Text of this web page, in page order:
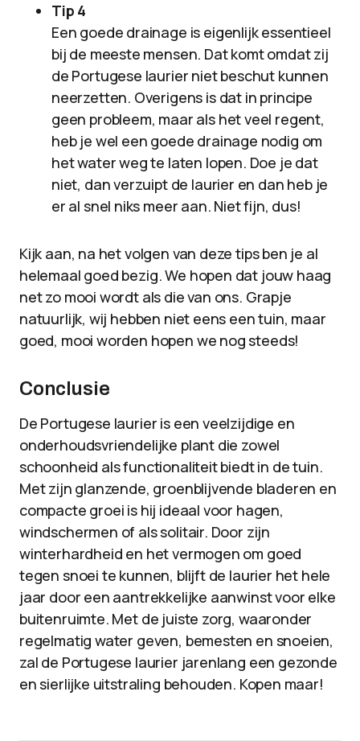
Tip 4
Een goede drainage is eigenlijk essentieel
bij de meeste mensen. Dat komt omdat zij
de Portugese laurier niet beschut kunnen
neerzetten. Overigens is dat in principe
geen probleem, maar als het veel regent,
heb je wel een goede drainage nodig om
het water weg te laten lopen. Doe je dat
niet, dan verzuipt de laurier en dan heb je
er al snel niks meer aan. Niet fijn, dus!
Kijk aan, na het volgen van deze tips ben je al
helemaal goed bezig. We hopen dat jouw haag
net zo mooi wordt als die van ons. Grapje
natuurlijk, wij hebben niet eens een tuin, maar
goed, mooi worden hopen we nog steeds!
Conclusie
De Portugese laurier is een veelzijdige en
onderhoudsvriendelijke plant die zowel
schoonheid als functionaliteit biedt in de tuin.
Met zijn glanzende, groenblijvende bladeren en
compacte groei is hij ideaal voor hagen,
windschermen of als solitair. Door zijn
winterhardheid en het vermogen om goed
tegen snoei te kunnen, blijft de laurier het hele
jaar door een aantrekkelijke aanwinst voor elke
buitenruimte. Met de juiste zorg, waaronder
regelmatig water geven, bemesten en snoeien,
zal de Portugese laurier jarenlang een gezonde
en sierlijke uitstraling behouden. Kopen maar!